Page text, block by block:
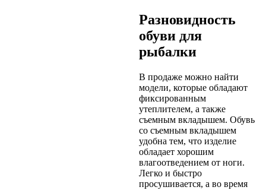
Разновидность
обуви для
рыбалки
В продаже можно найти
модели, которые обладают
фиксированным
утеплителем, а также
съемным вкладышем. Обувь
со съемным вкладышем
удобна тем, что изделие
обладает хорошим
влагоотведением от ноги.
Легко и быстро
просушивается, а во время